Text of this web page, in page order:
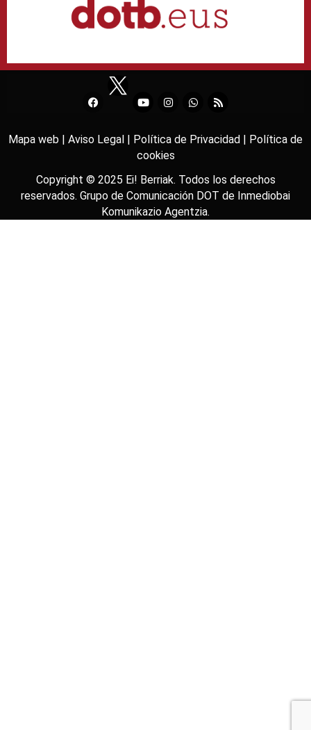
Mapa web | Aviso Legal | Política de Privacidad |
Política de
cookies
Copyright © 2025 Ei! Berriak. Todos los derechos
reservados. Grupo de Comunicación DOT de Inmediobai
Komunikazio Agentzia.